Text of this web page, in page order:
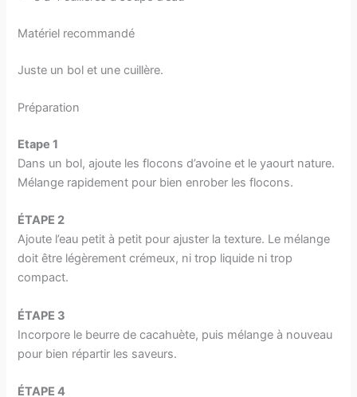
Matériel recommandé
Juste un bol et une cuillère.
Préparation
Etape 1
Dans un bol, ajoute les flocons d’avoine et le yaourt nature.
Mélange rapidement pour bien enrober les flocons.
ÉTAPE 2
Ajoute l’eau petit à petit pour ajuster la texture. Le mélange
doit être légèrement crémeux, ni trop liquide ni trop
compact.
ÉTAPE 3
Incorpore le beurre de cacahuète, puis mélange à nouveau
pour bien répartir les saveurs.
ÉTAPE 4